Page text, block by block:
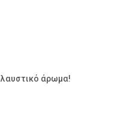
άρωμα!